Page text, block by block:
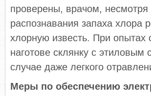
проверены, врачом,
распознавания запаха хлора
хлорную известь. При опытах
наготове склянку с
случае даже легкого
Меры по обеспечению